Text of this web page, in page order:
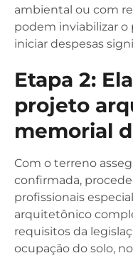
ambiental ou com
podem inviabilizar
iniciar despesas
Etapa 2:
projeto
memorial
Com o terreno
confirmada,
profissionais
arquitetônico
requisitos da
ocupação do solo,